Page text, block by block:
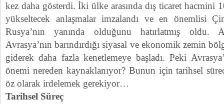
kez daha gösterdi. İki ülke arasında dış ticaret hacmini
yükseltecek anlaşmalar imzalandı ve en önemlisi
Rusya’nın yanında olduğunu hatırlatmış oldu.
Avrasya’nın barındırdığı siyasal ve ekonomik zemin
giderek daha fazla kenetlemeye başladı. Peki
önemi nereden kaynaklanıyor? Bunun için tarihsel
öz olarak irdelemek gerekiyor…
Tarihsel Süreç